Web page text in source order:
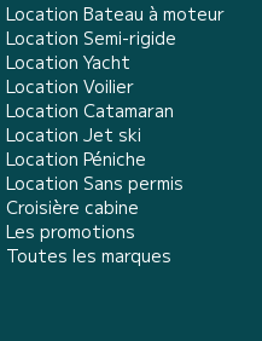
Location Bateau à moteur
Location Semi-rigide
Location Yacht
Location Voilier
Location Catamaran
Location Jet ski
Location Péniche
Location Sans permis
Croisière cabine
Les promotions
Toutes les marques